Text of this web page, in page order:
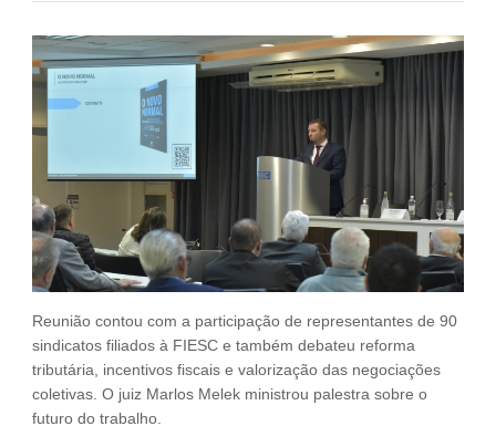
NOSSAS ASSOCIADAS
SEJA UM ASSOCIADO
VAGAS
Reunião contou com a participação de representantes de 90
sindicatos filiados à FIESC e também debateu reforma
tributária, incentivos fiscais e valorização das negociações
coletivas. O juiz Marlos Melek ministrou palestra sobre o
futuro do trabalho.